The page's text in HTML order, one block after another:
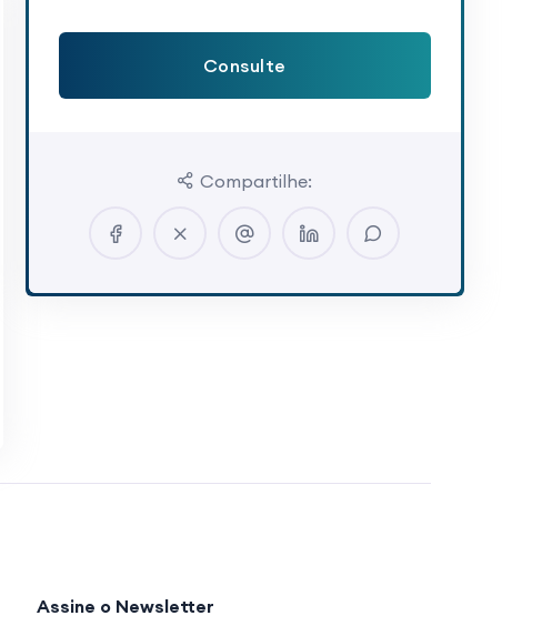
Consulte
Compartilhe:
Assine o Newsletter